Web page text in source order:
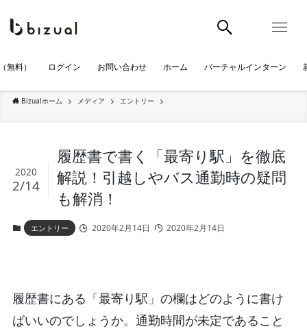
無料） ログイン お問い合わせ ホーム バーチャルインターン
Bizualホーム メディア エントリー
履歴書で書く「最寄り駅」を徹底
解説！引越しやバス通勤時の疑問
も解消！
2020
2/14
エントリー 2020年2月14日 2020年2月14日
履歴書にある「最寄り駅」の欄はどのように書け
ばいいのでしょうか。通勤時間が未定であること